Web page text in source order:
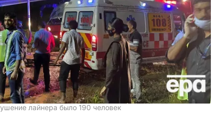
лайнера было 190 человек